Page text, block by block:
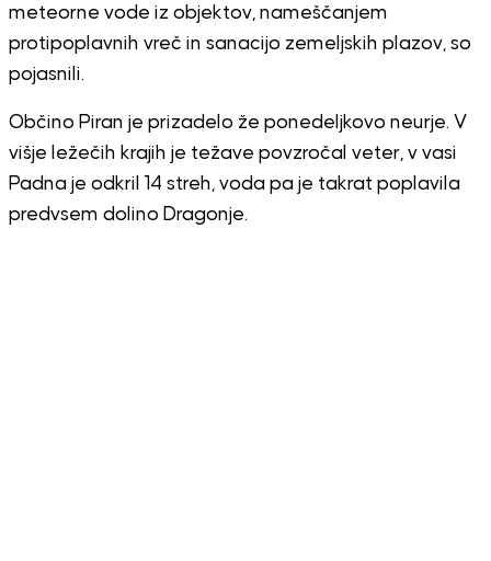
meteorne vode iz objektov, nameščanjem
protipoplavnih vreč in sanacijo zemeljskih plazov, so
pojasnili.
Občino Piran je prizadelo že ponedeljkovo neurje. V
višje ležečih krajih je težave povzročal veter, v vasi
Padna je odkril 14 streh, voda pa je takrat poplavila
predvsem dolino Dragonje.